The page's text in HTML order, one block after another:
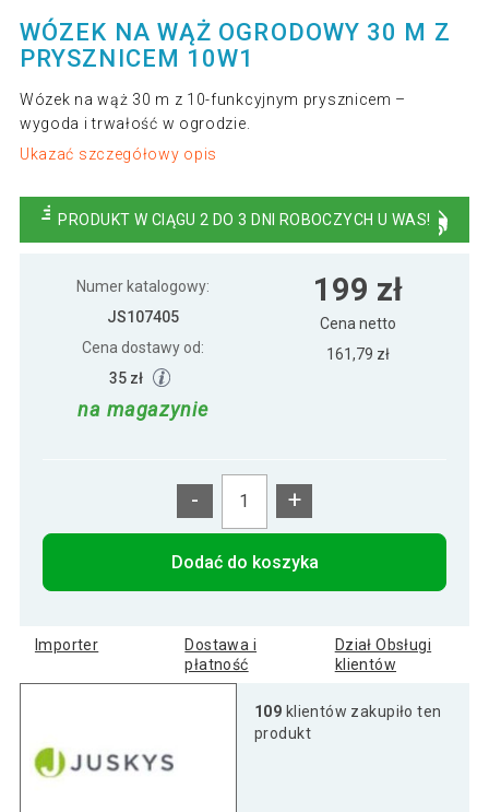
WÓZEK NA WĄŻ OGRODOWY 30 M Z
PRYSZNICEM 10W1
Wózek na wąż 30 m z 10-funkcyjnym prysznicem –
wygoda i trwałość w ogrodzie.
Ukazać szczegółowy opis
PRODUKT W CIĄGU 2 DO 3 DNI ROBOCZYCH U WAS!
Numer katalogowy:
JS107405
Cena dostawy od:
35 zł
na magazynie
199 zł
Cena netto
161,79 zł
- +
Dodać do koszyka
Importer
Dostawa i
płatność
Dział Obsługi
klientów
109 klientów zakupiło ten
produkt